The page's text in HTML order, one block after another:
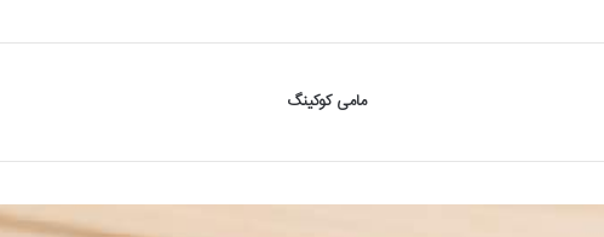
مامی کوکینگ